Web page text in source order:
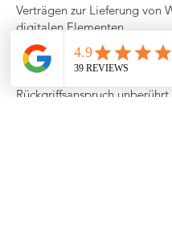
Verträgen zur Lieferung von
digitalen Elementen.
7.3 Darüber hinaus gilt für
dass die gesetzlichen
für einen ggf. bestehenden
Rückgriffsanspruch